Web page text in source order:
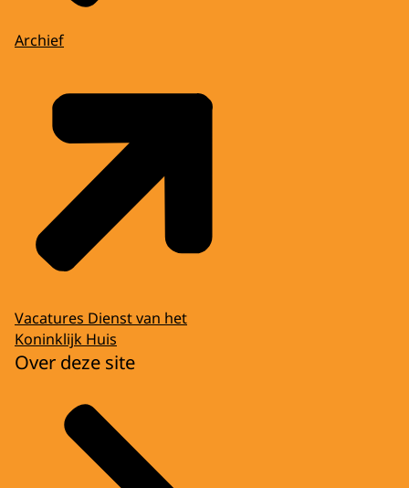
Archief
Vacatures Dienst van het
Koninklijk Huis
Over deze site